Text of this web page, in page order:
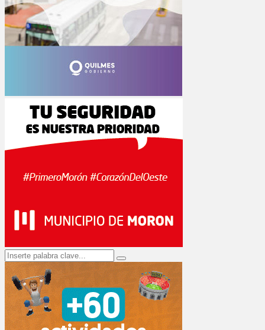
Search
for:
Search